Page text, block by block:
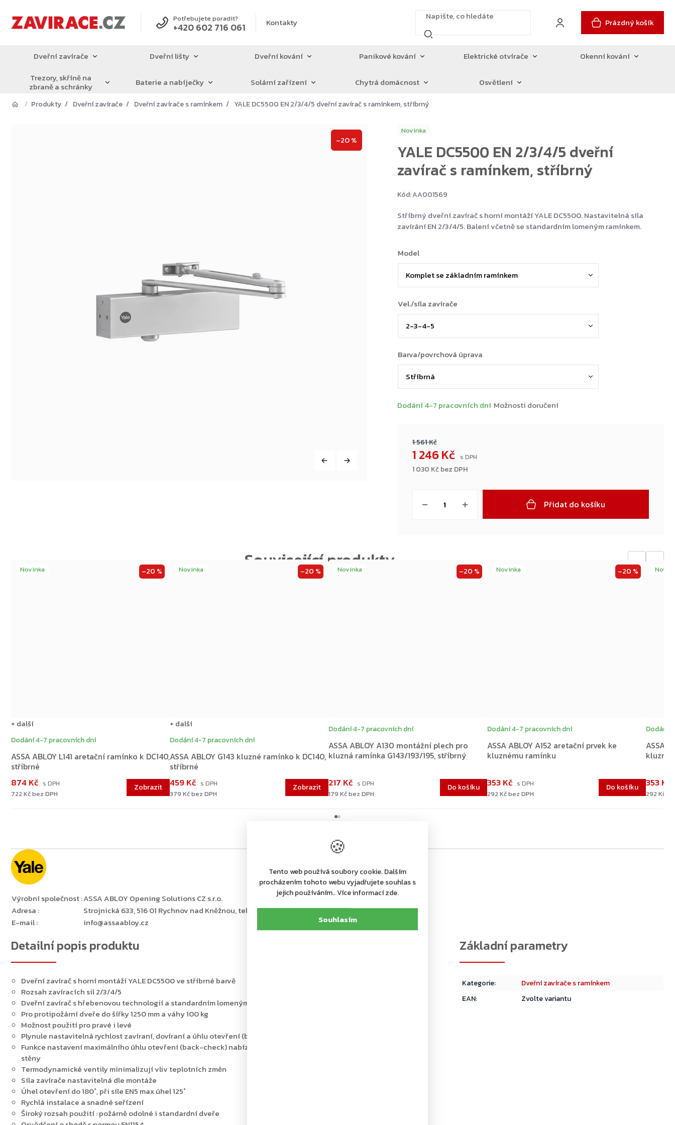
🍪
Tento web používá soubory cookie. Dalším
procházením tohoto webu vyjadřujete souhlas s
jejich používáním.. Více informací zde.
Souhlasím
obsah
Potřebujete poradit?
+420 602 716 061 Kontakty Prázdný košík
Dveřní zavírače Dveřní lišty Dveřní kování Panikové kování Elektrické otvírače
Okenní kování
Trezory, skříně na
zbraně a schránky Baterie a nabíječky Solární zařízení Chytrá domácnost Osvětlení
Produkty Dveřní zavírače Dveřní zavírače s ramínkem YALE DC5500 EN 2/3/4/5 dveřní zavírač s ramínkem, stříbrný
Novinka
YALE DC5500 EN 2/3/4/5 dveřní
zavírač s ramínkem, stříbrný
Kód:AA001569
–20 %
1 561 Kč
1 246 Kč
1 030 Kč bez DPH
Dodání 4-7 pracovních dní Možnosti doručení
Model
Vel./síla zavírače
Barva/povrchová úprava
Přidat do košíku
Stříbrný dveřní zavírač s horní montáží YALE DC5500. Nastavitelná síla
zavírání EN 2/3/4/5. Balení včetně se standardním lomeným ramínkem.
Novinka –20 %
ASSA ABLOY L141 aretační ramínko k DC140,
stříbrné
Dodání 4-7 pracovních dní
722 Kč bez DPH
874 Kč
+ další
Novinka –20 %
ASSA ABLOY G143 kluzné ramínko k DC140,
stříbrné
Dodání 4-7 pracovních dní
379 Kč bez DPH
459 Kč
+ další
Novinka –20 %
ASSA ABLOY A130 montážní plech pro
kluzná ramínka G143/193/195, stříbrný
Dodání 4-7 pracovních dní
179 Kč bez DPH
217 Kč Do košíku
Novinka –20 %
ASSA ABLOY A152 aretační prvek ke
kluznému ramínku
Dodání 4-7 pracovních dní
292 Kč bez DPH
353 Kč Do košíku
ASSA
Dodání
292 Kč
353 Kč
Detailní popis produktu
Dveřní zavírač s horní montáží YALE DC5500 ve stříbrné barvě
Rozsah zavíracích sil 2/3/4/5
Dveřní zavírač s hřebenovou technologií a standardním lomeným ramínkem, které je součástí balení
Pro protipožární dveře do šířky 1250 mm a váhy 100 kg
Možnost použití pro pravé i levé
Plynule nastavitelná rychlost zavíraní, dovíraní a úhlu otevření (back-check)
Funkce nastavení maximálního úhlu otevření (back-check) nabízí optimální ochranu jak pro dveře, tak okolní
stěny
Termodynamické ventily minimalizují vliv teplotních změn
Síla zavírače nastavitelná dle montáže
Úhel otevření do 180˚, při síle EN5 max úhel 125˚
Rychlá instalace a snadné seřízení
Široký rozsah použití : požárně odolné i standardní dveře
Kategorie:
Dveřní zavírače s ramínkem
EAN: Zvolte variantu
Výrobní společnost:ASSA ABLOY Opening Solutions CZ s.r.o.
Adresa :
Strojnická 633, 516 01 Rychnov nad Kněžnou, tel.: +420 226 806 200
E-mail: info@assaabloy.cz